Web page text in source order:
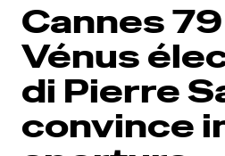
Cannes 79
Vénus
di Pierre
convince